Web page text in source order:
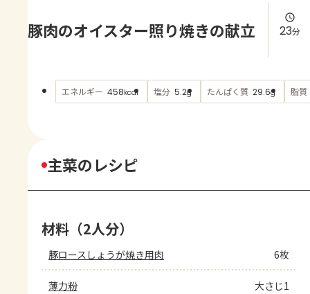
AJINOMOTO PARK とは
豚肉のオイスター照り焼きの献立 23分
エネルギー 458kcal 塩分 5.2g たんぱく質 29.6g 脂質
主菜のレシピ
材料（2人分）
豚ロースしょうが焼き用肉 6枚
薄力粉 大さじ1